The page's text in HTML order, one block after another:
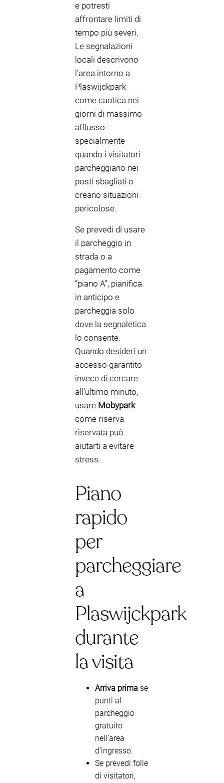
e potresti
affrontare limiti di
tempo più severi.
Le segnalazioni
locali descrivono
l’area intorno a
Plaswijckpark
come caotica nei
giorni di massimo
afflusso—
specialmente
quando i visitatori
parcheggiano nei
posti sbagliati o
creano situazioni
pericolose.
Se prevedi di usare
il parcheggio in
strada o a
pagamento come
“piano A”, pianifica
in anticipo e
parcheggia solo
dove la segnaletica
lo consente.
Quando desideri un
accesso garantito
invece di cercare
all’ultimo minuto,
usare Mobypark
come riserva
riservata può
aiutarti a evitare
stress.
Piano
rapido
per
parcheggiare
a
Plaswijckpark
durante
la visita
Arriva prima se
punti al
parcheggio
gratuito
nell’area
d’ingresso.
Se prevedi folle
di visitatori,